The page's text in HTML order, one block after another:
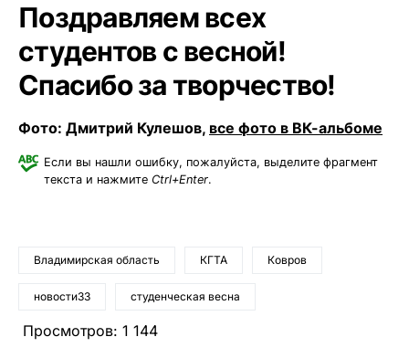
Поздравляем всех
студентов с весной!
Спасибо за творчество!
Фото: Дмитрий Кулешов, все фото в ВК-альбоме
Если вы нашли ошибку, пожалуйста, выделите фрагмент
текста и нажмите Ctrl+Enter.
Владимирская область КГТА Ковров
новости33 студенческая весна
Просмотров: 1 144